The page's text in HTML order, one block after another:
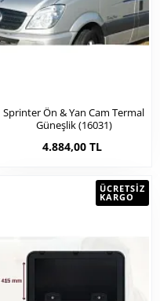
Sprinter Ön & Yan Cam Termal
Güneşlik (16031)
4.884,00 TL
ÜCRETSIZ
KARGO